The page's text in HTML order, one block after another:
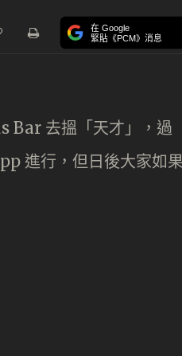
在 Google
緊貼《PCM》消息
Bar 去搵「天才」，過
進行，但日後大家如